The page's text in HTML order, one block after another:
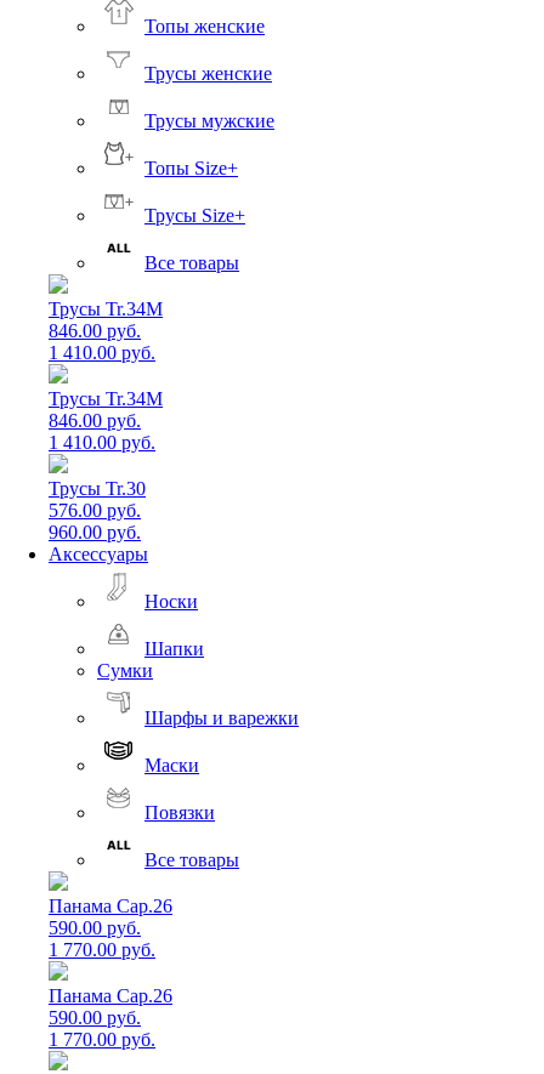
Топы женские
Трусы женские
Трусы мужские
Топы Size+
Трусы Size+
Все товары
Трусы Tr.34M
846.00 руб.
1 410.00 руб.
Трусы Tr.34M
846.00 руб.
1 410.00 руб.
Трусы Tr.30
576.00 руб.
960.00 руб.
Аксессуары
Носки
Шапки
Сумки
Шарфы и варежки
Маски
Повязки
Все товары
Панама Cap.26
590.00 руб.
1 770.00 руб.
Панама Cap.26
590.00 руб.
1 770.00 руб.